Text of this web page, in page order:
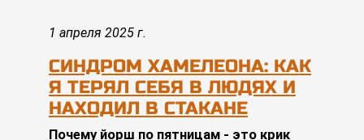
1 апреля 2025 г.
СИНДРОМ ХАМЕЛЕОНА: КАК
Я ТЕРЯЛ СЕБЯ В ЛЮДЯХ И
НАХОДИЛ В СТАКАНЕ
Почему йорш по пятницам - это крик